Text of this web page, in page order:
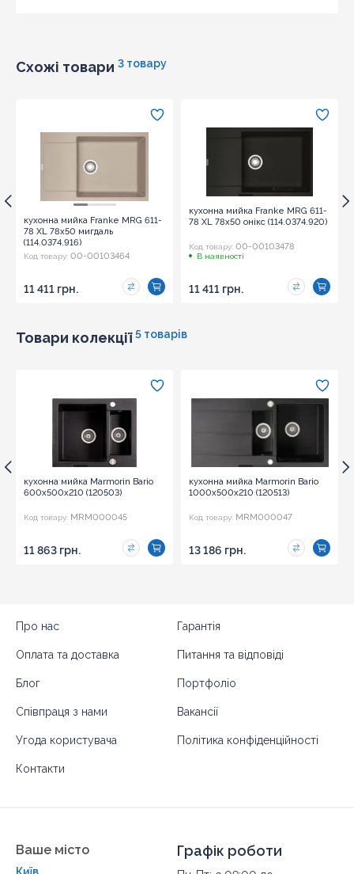
Схожі товари 3 товару
кухонна мийка Franke MRG 611-
78 XL 78х50 мигдаль
(114.0374.916)
Код товару: 00-00103464
11 411 грн.
кухонна мийка Franke MRG 611-
78 XL 78х50 онікс (114.0374.920)
Код товару: 00-00103478
В наявності
11 411 грн.
Товари колекції 5 товарів
кухонна мийка Marmorin Bario
600х500х210 (120503)
Код товару: MRM000045
11 863 грн.
кухонна мийка Marmorin Bario
1000х500х210 (120513)
Код товару: MRM000047
13 186 грн.
Про нас Гарантія
Оплата та доставка Питання та відповіді
Блог Портфоліо
Співпраця з нами Вакансії
Угода користувача Політика конфіденційності
Контакти
Ваше місто
Київ
Графік роботи